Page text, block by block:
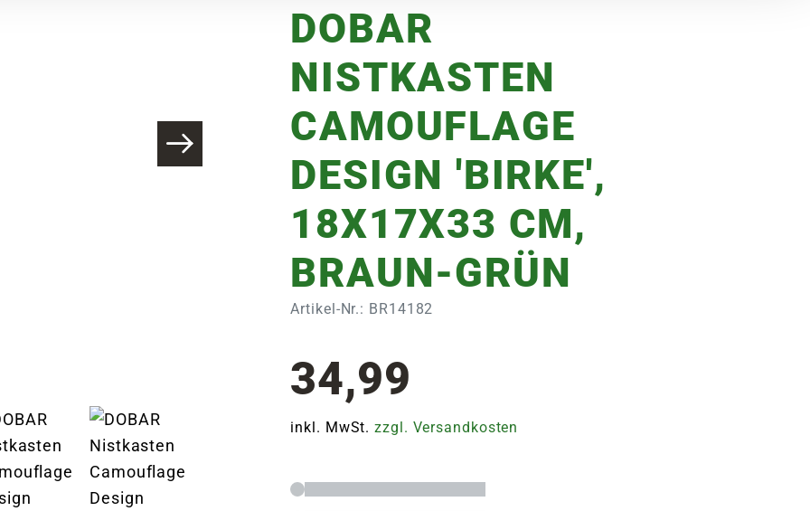
DOBAR
NISTKASTEN
CAMOUFLAGE
DESIGN 'BIRKE',
18X17X33 CM,
BRAUN-GRÜN
Artikel-Nr.: BR14182
34,99
inkl. MwSt.zzgl. Versandkosten